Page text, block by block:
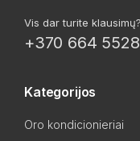
Vis dar turite
+370 664
Kategorijos
Oro kondicionieriai